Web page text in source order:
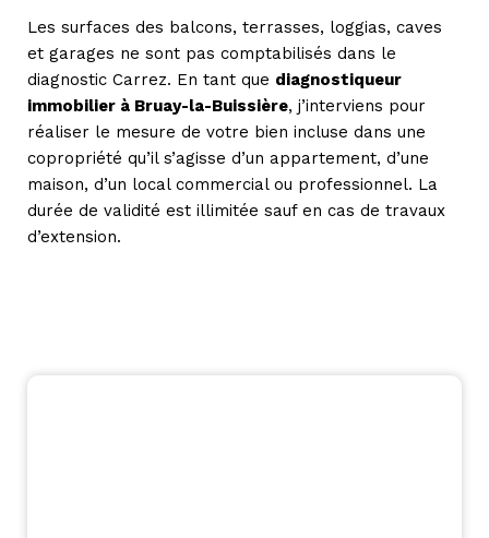
Les surfaces des balcons, terrasses, loggias, caves
et garages ne sont pas comptabilisés dans le
diagnostic Carrez. En tant que diagnostiqueur
immobilier à Bruay-la-Buissière, j’interviens pour
réaliser le mesure de votre bien incluse dans une
copropriété qu’il s’agisse d’un appartement, d’une
maison, d’un local commercial ou professionnel. La
durée de validité est illimitée sauf en cas de travaux
d’extension.